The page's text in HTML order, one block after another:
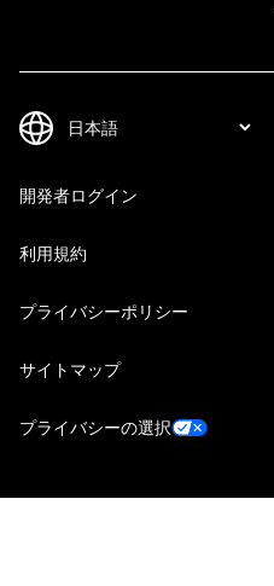
開発者ログイン
利用規約
プライバシーポリシー
サイトマップ
プライバシーの選択